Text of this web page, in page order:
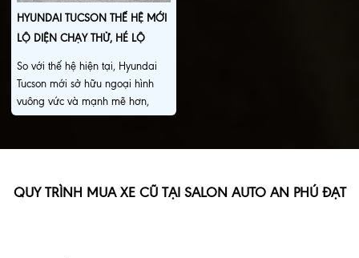
HYUNDAI TUCSON THẾ HỆ MỚI
LỘ DIỆN CHẠY THỬ, HÉ LỘ
NGÔN NGỮ THIẾT KẾ MỚI.
So với thế hệ hiện tại, Hyundai
Tucson mới sở hữu ngoại hình
vuông vức và mạnh mẽ hơn,
mang đến diện mạo hoàn toàn
QUY TRÌNH MUA XE CŨ TẠI SALON AUTO AN PHÚ ĐẠT